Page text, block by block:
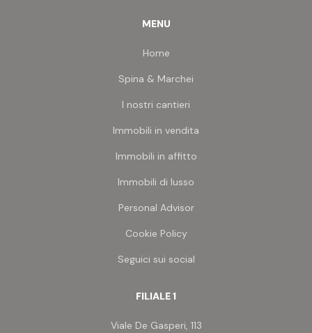
MENU
Home
Spina & Marchei
I nostri cantieri
Immobili in vendita
Immobili in affitto
Immobili di lusso
Personal Advisor
Cookie Policy
Seguici sui social
FILIALE 1
Viale De Gasperi, 113